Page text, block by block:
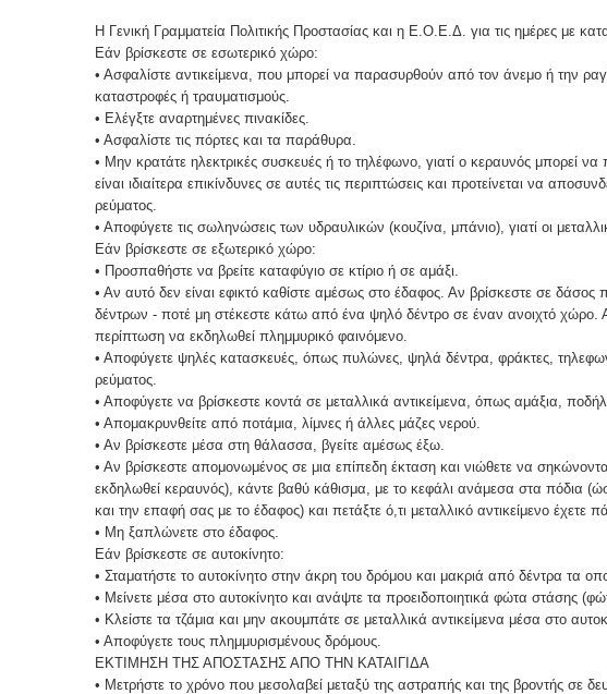
Η Γενική Γραμματεία Πολιτικής Προστασίας και η Ε.Ο.Ε.Δ. για τις ημέρες με
Εάν βρίσκεστε σε εσωτερικό χώρο:
• Ασφαλίστε αντικείμενα, που μπορεί να παρασυρθούν από τον άνεμο ή την
καταστροφές ή τραυματισμούς.
• Ελέγξτε αναρτημένες πινακίδες.
• Ασφαλίστε τις πόρτες και τα παράθυρα.
• Μην κρατάτε ηλεκτρικές συσκευές ή το τηλέφωνο, γιατί ο κεραυνός μπορεί
είναι ιδιαίτερα επικίνδυνες σε αυτές τις περιπτώσεις και προτείνεται να
ρεύματος.
• Αποφύγετε τις σωληνώσεις των υδραυλικών (κουζίνα, μπάνιο), γιατί οι
Εάν βρίσκεστε σε εξωτερικό χώρο:
• Προσπαθήστε να βρείτε καταφύγιο σε κτίριο ή σε αμάξι.
• Αν αυτό δεν είναι εφικτό καθίστε αμέσως στο έδαφος. Αν βρίσκεστε σε
δέντρων - ποτέ μη στέκεστε κάτω από ένα ψηλό δέντρο σε έναν ανοιχτό χώρο.
περίπτωση να εκδηλωθεί πλημμυρικό φαινόμενο.
• Αποφύγετε ψηλές κατασκευές, όπως πυλώνες, ψηλά δέντρα, φράκτες,
ρεύματος.
• Αποφύγετε να βρίσκεστε κοντά σε μεταλλικά αντικείμενα, όπως αμάξια,
• Απομακρυνθείτε από ποτάμια, λίμνες ή άλλες μάζες νερού.
• Αν βρίσκεστε μέσα στη θάλασσα, βγείτε αμέσως έξω.
• Αν βρίσκεστε απομονωμένος σε μια επίπεδη έκταση και νιώθετε να
εκδηλωθεί κεραυνός), κάντε βαθύ κάθισμα, με το κεφάλι ανάμεσα στα πόδια
και την επαφή σας με το έδαφος) και πετάξτε ό,τι μεταλλικό αντικείμενο έχετε
• Μη ξαπλώνετε στο έδαφος.
Εάν βρίσκεστε σε αυτοκίνητο:
• Σταματήστε το αυτοκίνητο στην άκρη του δρόμου και μακριά από δέντρα τα
• Μείνετε μέσα στο αυτοκίνητο και ανάψτε τα προειδοποιητικά φώτα στάσης
• Κλείστε τα τζάμια και μην ακουμπάτε σε μεταλλικά αντικείμενα μέσα στο
• Αποφύγετε τους πλημμυρισμένους δρόμους.
ΕΚΤΙΜΗΣΗ ΤΗΣ ΑΠΟΣΤΑΣΗΣ ΑΠΟ ΤΗΝ ΚΑΤΑΙΓΙΔΑ
• Μετρήστε το χρόνο που μεσολαβεί μεταξύ της αστραπής και της βροντής σε